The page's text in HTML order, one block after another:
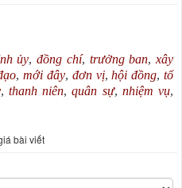
ủy,đồng chí, trưởng ban,xây
,mới đây, đơn vị,hội đồng,tổ
, thanh niên,quân sự, nhiệm vụ,
bài viết